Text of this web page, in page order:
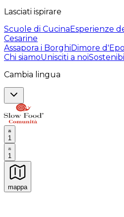
Lasciati ispirare
Scuole di CucinaEsperienze
Cesarine
Assapora i BorghiDimore
Chi siamoUnisciti a noi
Cambia lingua
1
1
mappa
Esperienze culinarie